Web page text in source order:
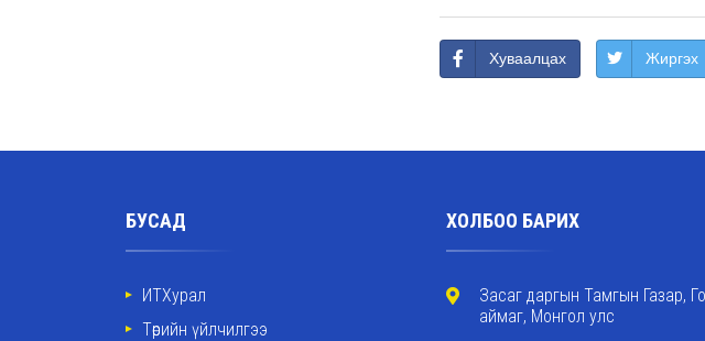
Хуваалцах Жиргэх
БУСАД
ИТХурал
Төрийн үйлчилгээ
ХОЛБОО БАРИХ
Засаг даргын Тамгын Газар,
аймаг, Монгол улс